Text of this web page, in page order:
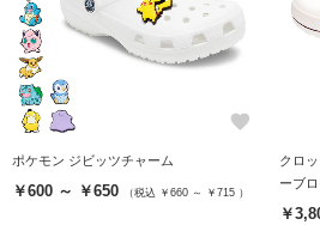
favorite
ポケモン ジビッツチャーム
￥600 ～ ￥650 （税込 ￥660 ～ ￥715 ）
クロ
ーブ
￥